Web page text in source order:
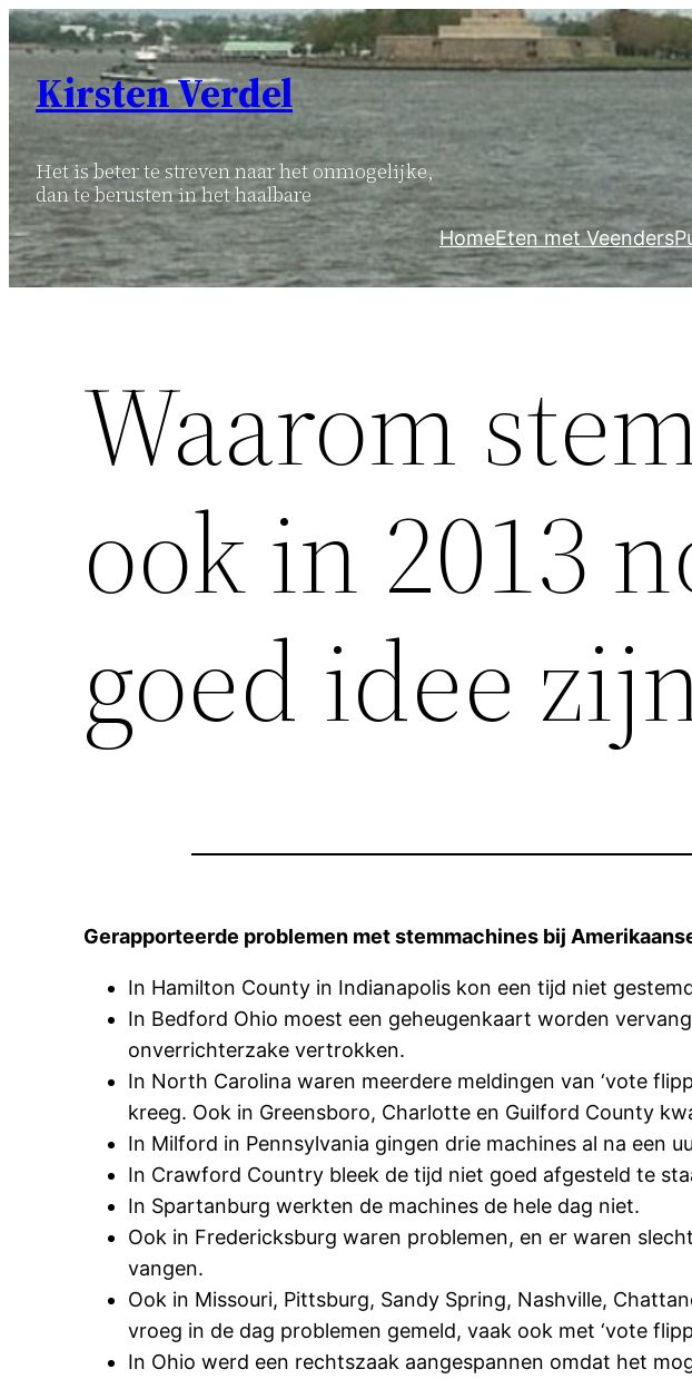
Ga
naar
inhoud
Kirsten Verdel
Het is beter te streven naar het onmogelijke,
dan te berusten in het haalbare
HomeEten met Veenders
Waarom
ook in 2013
goed idee
Gerapporteerde problemen met stemmachines bij
In Hamilton County in Indianapolis kon een tijd niet
In Bedford Ohio moest een geheugenkaart worden
onverrichterzake vertrokken.
In North Carolina waren meerdere meldingen van ‘vote
kreeg. Ook in Greensboro, Charlotte en Guilford County
In Milford in Pennsylvania gingen drie machines al na een
In Crawford Country bleek de tijd niet goed afgesteld te
In Spartanburg werkten de machines de hele dag niet.
Ook in Fredericksburg waren problemen, en er waren
vangen.
Ook in Missouri, Pittsburg, Sandy Spring, Nashville,
vroeg in de dag problemen gemeld, vaak ook met ‘vote
In Ohio werd een rechtszaak aangespannen omdat het